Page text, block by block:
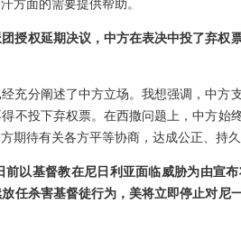
方面的需要提供帮助。
授权延期决议，中方在表决中投了弃权
充分阐述了中方立场。我想强调，中方
不投下弃权票。在西撒问题上，中方始
期待有关各方平等协商，达成公正、持
以基督教在尼日利亚面临威胁为由宣
任杀害基督徒行为，美将立即停止对尼